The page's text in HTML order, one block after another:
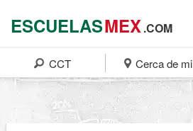
ESCUELASMEX.COM
CCT Cerca de mi